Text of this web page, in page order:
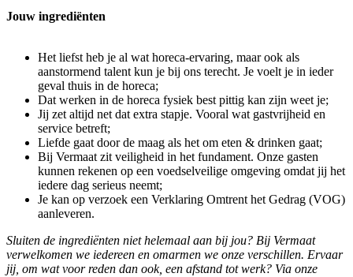
Jouw ingrediënten
Het liefst heb je al wat horeca-ervaring, maar ook als
aanstormend talent kun je bij ons terecht. Je voelt je in ieder
geval thuis in de horeca;
Dat werken in de horeca fysiek best pittig kan zijn weet je;
Jij zet altijd net dat extra stapje. Vooral wat gastvrijheid en
service betreft;
Liefde gaat door de maag als het om eten & drinken gaat;
Bij Vermaat zit veiligheid in het fundament. Onze gasten
kunnen rekenen op een voedselveilige omgeving omdat jij het
iedere dag serieus neemt;
Je kan op verzoek een Verklaring Omtrent het Gedrag (VOG)
aanleveren.
Sluiten de ingrediënten niet helemaal aan bij jou? Bij Vermaat
verwelkomen we iedereen en omarmen we onze verschillen. Ervaar
jij, om wat voor reden dan ook, een afstand tot werk? Via onze